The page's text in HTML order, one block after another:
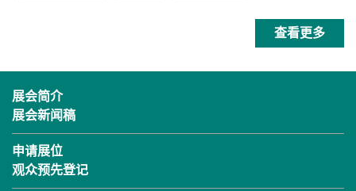
查看更多
展会简介
展会新闻稿
申请展位
观众预先登记